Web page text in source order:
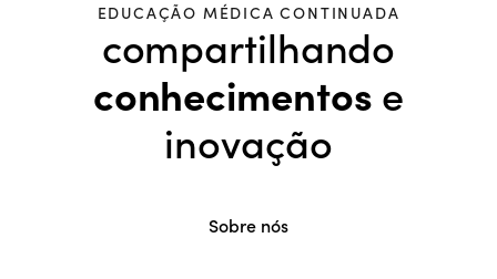
EDUCAÇÃO MÉDICA CONTINUADA
compartilhando
conhecimentos e
inovação
Sobre nós